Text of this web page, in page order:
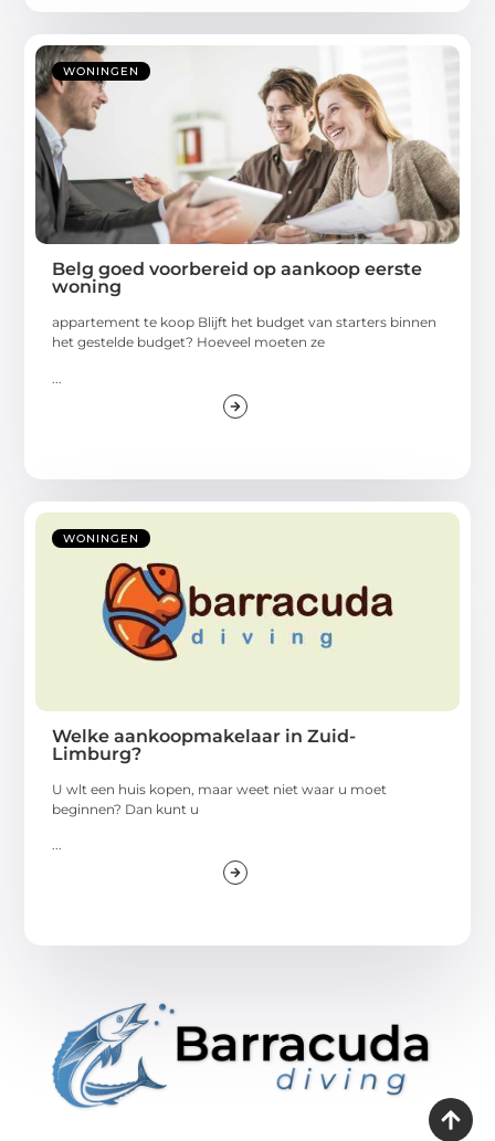
WONINGEN
Belg goed voorbereid op aankoop eerste
woning
appartement te koop Blijft het budget van starters binnen
het gestelde budget? Hoeveel moeten ze
WONINGEN
Welke aankoopmakelaar in Zuid-
Limburg?
U wlt een huis kopen, maar weet niet waar u moet
beginnen? Dan kunt u
...